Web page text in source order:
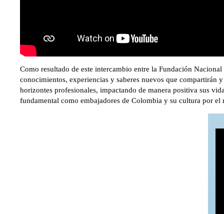
Como resultado de este intercambio entre la Fundación
conocimientos, experiencias y saberes nuevos que compartirán
horizontes profesionales, impactando de manera positiva sus
fundamental como embajadores de Colombia y su cultura por el